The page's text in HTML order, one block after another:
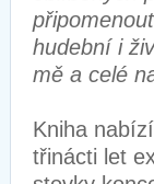
hudební i
mě a celé
Kniha
třinácti let